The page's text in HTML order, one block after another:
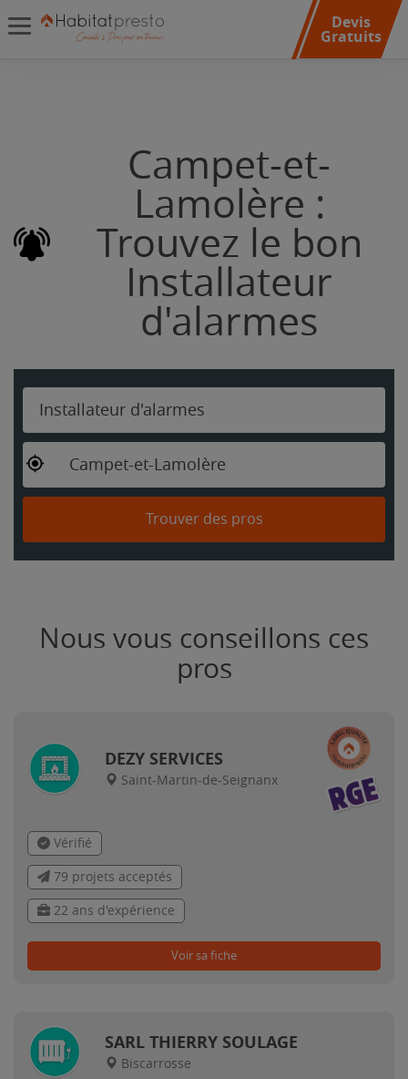
Devis
Gratuits
Campet-et-
Lamolère :
Trouvez le bon
Installateur
d'alarmes
Installateur d'alarmes
Campet-et-Lamolère
Trouver des pros
Nous vous conseillons ces
pros
DEZY SERVICES
Saint-Martin-de-Seignanx
Vérifié
79 projets acceptés
22 ans d'expérience
Voir sa fiche
SARL THIERRY SOULAGE
Biscarrosse